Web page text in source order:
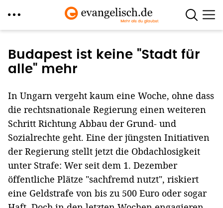
zum
Inhalt
Budapest ist keine "Stadt für
alle" mehr
In Ungarn vergeht kaum eine Woche, ohne dass
die rechtsnationale Regierung einen weiteren
Schritt Richtung Abbau der Grund- und
Sozialrechte geht. Eine der jüngsten Initiativen
der Regierung stellt jetzt die Obdachlosigkeit
unter Strafe: Wer seit dem 1. Dezember
öffentliche Plätze "sachfremd nutzt", riskiert
eine Geldstrafe von bis zu 500 Euro oder sogar